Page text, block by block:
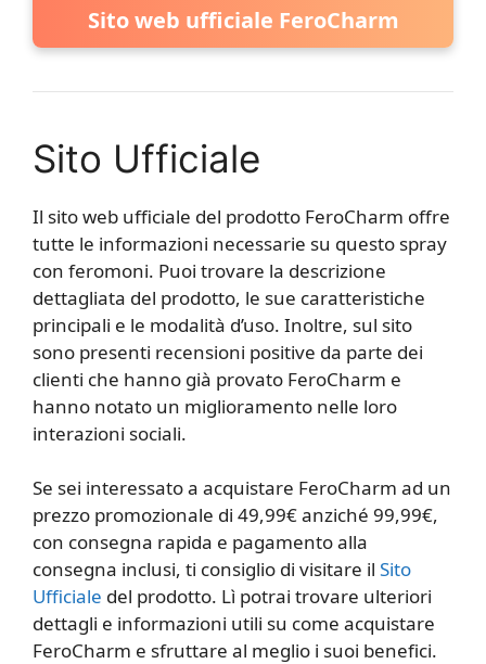
Sito web ufficiale FeroCharm
Sito Ufficiale
Il sito web ufficiale del prodotto FeroCharm offre
tutte le informazioni necessarie su questo spray
con feromoni. Puoi trovare la descrizione
dettagliata del prodotto, le sue caratteristiche
principali e le modalità d’uso. Inoltre, sul sito
sono presenti recensioni positive da parte dei
clienti che hanno già provato FeroCharm e
hanno notato un miglioramento nelle loro
interazioni sociali.
Se sei interessato a acquistare FeroCharm ad un
prezzo promozionale di 49,99€ anziché 99,99€,
con consegna rapida e pagamento alla
consegna inclusi, ti consiglio di visitare il Sito
Ufficiale del prodotto. Lì potrai trovare ulteriori
dettagli e informazioni utili su come acquistare
FeroCharm e sfruttare al meglio i suoi benefici.